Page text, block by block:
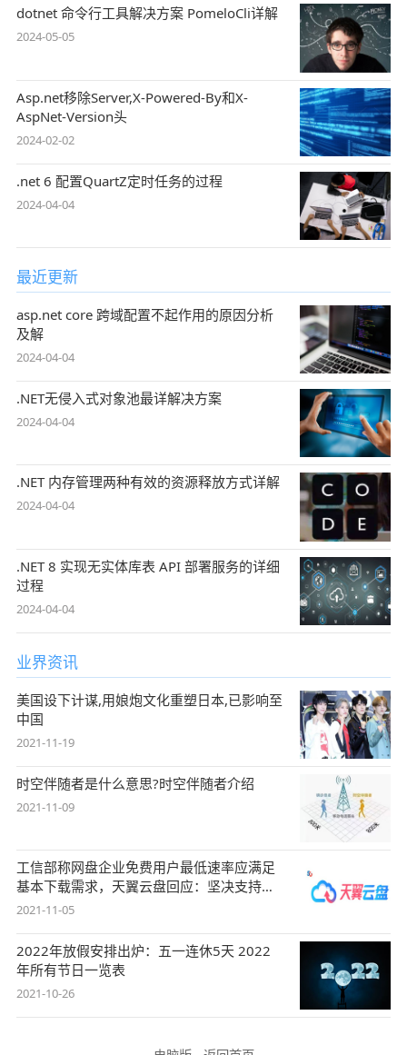
dotnet 命令行工具解决方案 PomeloCli详解
2024-05-05
Asp.net移除Server,X-Powered-By和X-
AspNet-Version头
2024-02-02
.net 6 配置QuartZ定时任务的过程
2024-04-04
最近更新
asp.net core 跨域配置不起作用的原因分析
及解
2024-04-04
.NET无侵入式对象池最详解决方案
2024-04-04
.NET 内存管理两种有效的资源释放方式详解
2024-04-04
.NET 8 实现无实体库表 API 部署服务的详细
过程
2024-04-04
业界资讯
美国设下计谋,用娘炮文化重塑日本,已影响至
中国
2021-11-19
时空伴随者是什么意思?时空伴随者介绍
2021-11-09
工信部称网盘企业免费用户最低速率应满足
基本下载需求，天翼云盘回应：坚决支持，
始终
2021-11-05
2022年放假安排出炉：五一连休5天 2022
年所有节日一览表
2021-10-26